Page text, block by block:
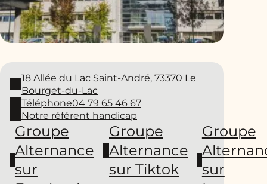
18 Allée du Lac Saint-André, 73370 Le
Bourget-du-Lac
Téléphone04 79 65 46 67
Notre référent handicap
Groupe
Alternance
sur
Groupe
Alternance
sur Tiktok
Groupe
sur